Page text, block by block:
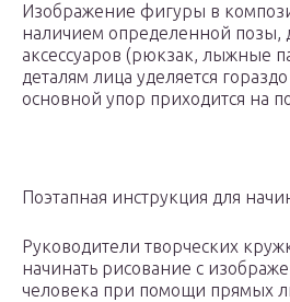
Изображение фигуры в
наличием определенной позы,
аксессуаров (рюкзак, лыжные
деталям лица уделяется
основной упор приходится на
Поэтапная инструкция для
Руководители творческих
начинать рисование с
человека при помощи прямых